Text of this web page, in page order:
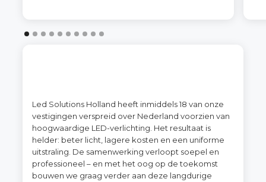
Led Solutions Holland heeft inmiddels 18 van onze
vestigingen verspreid over Nederland voorzien van
hoogwaardige LED-verlichting. Het resultaat is
helder: beter licht, lagere kosten en een uniforme
uitstraling. De samenwerking verloopt soepel en
professioneel – en met het oog op de toekomst
bouwen we graag verder aan deze langdurige